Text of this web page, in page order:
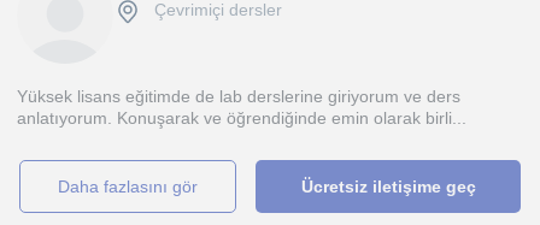
Çevrimiçi dersler
Yüksek lisans eğitimde de lab derslerine giriyorum ve ders
anlatıyorum. Konuşarak ve öğrendiğinde emin olarak birli...
daha fazlasını gör Ücretsiz iletişime geç